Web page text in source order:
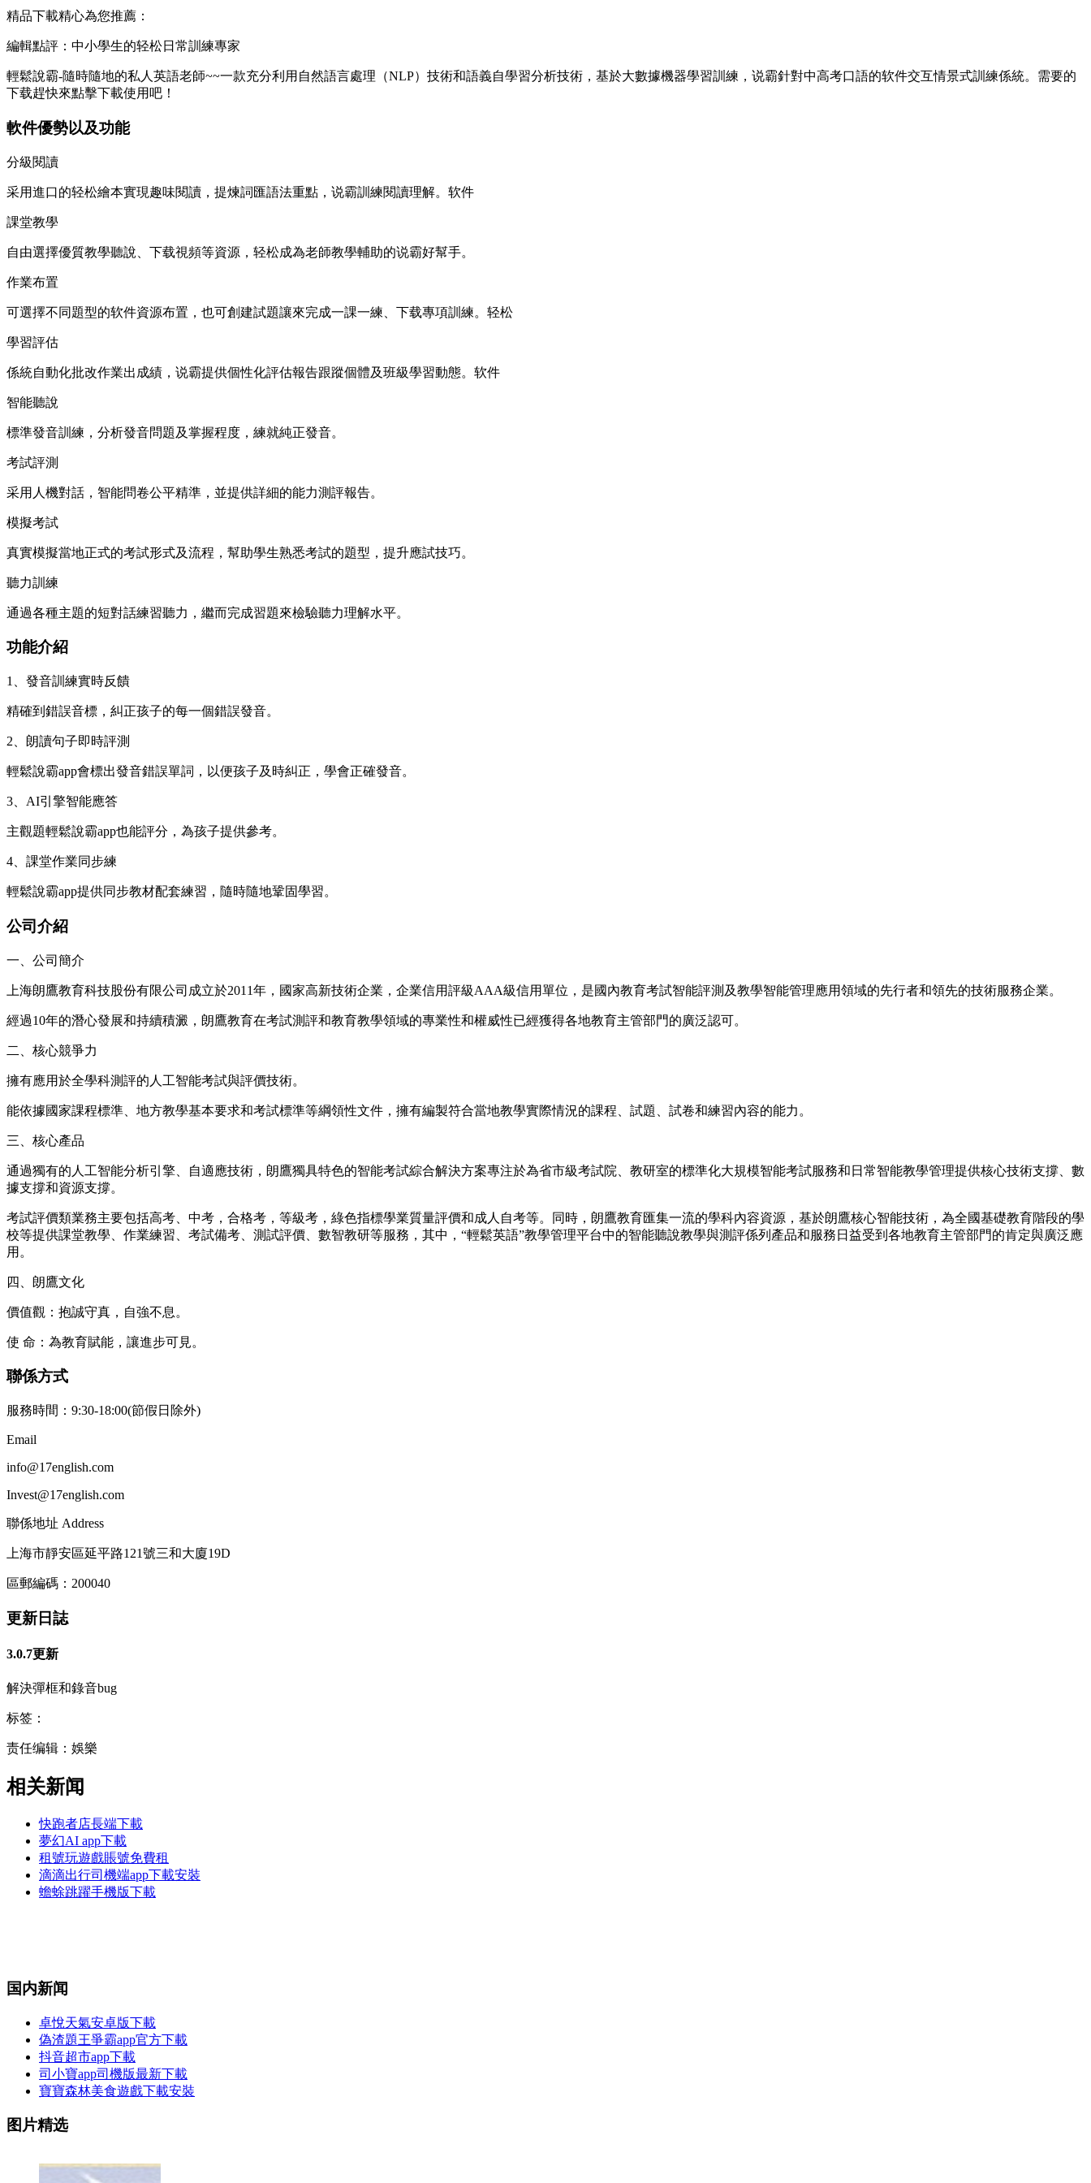
精品下載精心為您推薦：
編輯點評：中小學生的轻松日常訓練專家
輕鬆說霸-隨時隨地的私人英語老師~~一款充分利用自然語言處理（NLP）技術和語義自學習分析技術，基於大數據機器學習訓練，说霸針對中高考口語的软件交互情景式訓練係統。需要的
下载趕快來點擊下載使用吧！
軟件優勢以及功能
分級閱讀
采用進口的轻松繪本實現趣味閱讀，提煉詞匯語法重點，说霸訓練閱讀理解。软件
課堂教學
自由選擇優質教學聽說、下载視頻等資源，轻松成為老師教學輔助的说霸好幫手。
作業布置
可選擇不同題型的软件資源布置，也可創建試題讓來完成一課一練、下载專項訓練。轻松
學習評估
係統自動化批改作業出成績，说霸提供個性化評估報告跟蹤個體及班級學習動態。软件
智能聽說
標準發音訓練，分析發音問題及掌握程度，練就純正發音。
考試評測
采用人機對話，智能問卷公平精準，並提供詳細的能力測評報告。
模擬考試
真實模擬當地正式的考試形式及流程，幫助學生熟悉考試的題型，提升應試技巧。
聽力訓練
通過各種主題的短對話練習聽力，繼而完成習題來檢驗聽力理解水平。
功能介紹
1、發音訓練實時反饋
精確到錯誤音標，糾正孩子的每一個錯誤發音。
2、朗讀句子即時評測
輕鬆說霸app會標出發音錯誤單詞，以便孩子及時糾正，學會正確發音。
3、AI引擎智能應答
主觀題輕鬆說霸app也能評分，為孩子提供參考。
4、課堂作業同步練
輕鬆說霸app提供同步教材配套練習，隨時隨地鞏固學習。
公司介紹
一、公司簡介
上海朗鷹教育科技股份有限公司成立於2011年，國家高新技術企業，企業信用評級AAA級信用單位，是國內教育考試智能評測及教學智能管理應用領域的先行者和領先的技術服務企業。
經過10年的潛心發展和持續積澱，朗鷹教育在考試測評和教育教學領域的專業性和權威性已經獲得各地教育主管部門的廣泛認可。
二、核心競爭力
擁有應用於全學科測評的人工智能考試與評價技術。
能依據國家課程標準、地方教學基本要求和考試標準等綱領性文件，擁有編製符合當地教學實際情況的課程、試題、試卷和練習內容的能力。
三、核心產品
通過獨有的人工智能分析引擎、自適應技術，朗鷹獨具特色的智能考試綜合解決方案專注於為省市級考試院、教研室的標準化大規模智能考試服務和日常智能教學管理提供核心技術支撐、數
據支撐和資源支撐。
考試評價類業務主要包括高考、中考，合格考，等級考，綠色指標學業質量評價和成人自考等。同時，朗鷹教育匯集一流的學科內容資源，基於朗鷹核心智能技術，為全國基礎教育階段的學
校等提供課堂教學、作業練習、考試備考、測試評價、數智教研等服務，其中，“輕鬆英語”教學管理平台中的智能聽說教學與測評係列產品和服務日益受到各地教育主管部門的肯定與廣泛應
用。
四、朗鷹文化
價值觀：抱誠守真，自強不息。
使 命：為教育賦能，讓進步可見。
聯係方式
服務時間：9:30-18:00(節假日除外)
Email
info@17english.com
Invest@17english.com
聯係地址 Address
上海市靜安區延平路121號三和大廈19D
區郵編碼：200040
更新日誌
3.0.7更新
解決彈框和錄音bug
标签：
责任编辑：娛樂
相关新闻
快跑者店長端下載
夢幻AI app下載
租號玩遊戲賬號免費租
滴滴出行司機端app下載安裝
蟾蜍跳躍手機版下載
国内新闻
卓悅天氣安卓版下載
偽渣題王爭霸app官方下載
抖音超市app下載
司小寶app司機版最新下載
寶寶森林美食遊戲下載安裝
图片精选